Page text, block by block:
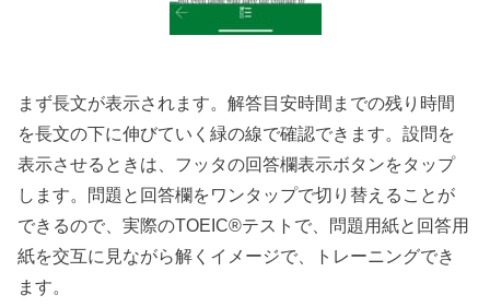
まず長文が表示されます。解答目安時間までの残り時間
を長文の下に伸びていく緑の線で確認できます。設問を
表示させるときは、フッタの回答欄表示ボタンをタップ
します。問題と回答欄をワンタップで切り替えることが
できるので、実際のTOEIC®テストで、問題用紙と回答用
紙を交互に見ながら解くイメージで、トレーニングでき
ます。